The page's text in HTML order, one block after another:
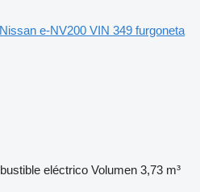
Nissan e-NV200 VIN 349 furgoneta
eléctrico Volumen 3,73 m³